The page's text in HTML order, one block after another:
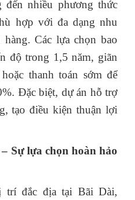
đến nhiều phương thức
hợp với đa dạng nhu
Các lựa chọn bao
độ trong 1,5 năm, giãn
thanh toán sớm để
Đặc biệt, dự án hỗ trợ
tạo điều kiện thuận lợi
Sự lựa chọn hoàn hảo
trí đắc địa tại Bãi Dài,